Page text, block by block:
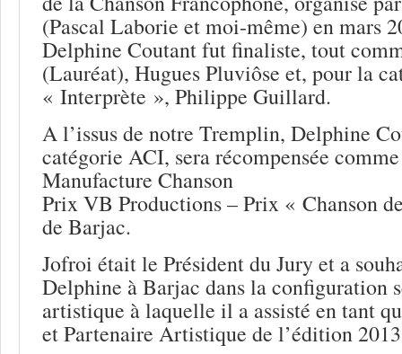
(Pascal Laborie et moi-même) en mars
Delphine Coutant fut finaliste, tout
(Lauréat), Hugues Pluviôse et, pour la
« Interprète », Philippe Guillard.
A l’issus de notre Tremplin, Delphine
catégorie ACI, sera récompensée
Manufacture Chanson
Prix VB Productions – Prix « Chanson
de Barjac.
Jofroi était le Président du Jury et a
Delphine à Barjac dans la configuration
artistique à laquelle il a assisté en tant
et Partenaire Artistique de l’édition